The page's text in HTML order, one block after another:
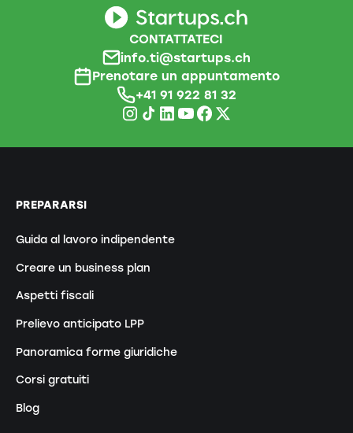
CONTATTATECI
info.ti@startups.ch
Prenotare un appuntamento
+41 91 922 81 32
PREPARARSI
Guida al lavoro indipendente
Creare un business plan
Aspetti fiscali
Prelievo anticipato LPP
Panoramica forme giuridiche
Corsi gratuiti
Blog